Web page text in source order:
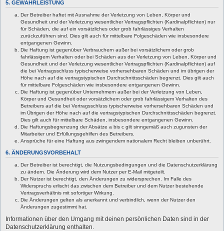
5. GEWÄHRLEISTUNG
Der Betreiber haftet mit Ausnahme der Verletzung von Leben, Körper und
Gesundheit und der Verletzung wesentlicher Vertragspflichten (Kardinalpflichten) nur
für Schäden, die auf ein vorsätzliches oder grob fahrlässiges Verhalten
zurückzuführen sind. Dies gilt auch für mittelbare Folgeschäden wie insbesondere
entgangenen Gewinn.
Die Haftung ist gegenüber Verbrauchern außer bei vorsätzlichem oder grob
fahrlässigem Verhalten oder bei Schäden aus der Verletzung von Leben, Körper und
Gesundheit und der Verletzung wesentlicher Vertragspflichten (Kardinalpflichten) auf
die bei Vertragsschluss typischerweise vorhersehbaren Schäden und im übrigen der
Höhe nach auf die vertragstypischen Durchschnittsschäden begrenzt. Dies gilt auch
für mittelbare Folgeschäden wie insbesondere entgangenen Gewinn.
Die Haftung ist gegenüber Unternehmern außer bei der Verletzung von Leben,
Körper und Gesundheit oder vorsätzlichem oder grob fahrlässigem Verhalten des
Betreibers auf die bei Vertragsschluss typischerweise vorhersehbaren Schäden und
im Übrigen der Höhe nach auf die vertragstypischen Durchschnittsschäden begrenzt.
Dies gilt auch für mittelbare Schäden, insbesondere entgangenen Gewinn.
Die Haftungsbegrenzung der Absätze a bis c gilt sinngemäß auch zugunsten der
Mitarbeiter und Erfüllungsgehilfen des Betreibers.
Ansprüche für eine Haftung aus zwingendem nationalem Recht bleiben unberührt.
6. ÄNDERUNGSVORBEHALT
Der Betreiber ist berechtigt, die Nutzungsbedingungen und die Datenschutzerklärung
zu ändern. Die Änderung wird dem Nutzer per E-Mail mitgeteilt.
Der Nutzer ist berechtigt, den Änderungen zu widersprechen. Im Falle des
Widerspruchs erlischt das zwischen dem Betreiber und dem Nutzer bestehende
Vertragsverhältnis mit sofortiger Wirkung.
Die Änderungen gelten als anerkannt und verbindlich, wenn der Nutzer den
Änderungen zugestimmt hat.
Informationen über den Umgang mit deinen persönlichen Daten sind in der
Datenschutzerklärung enthalten.